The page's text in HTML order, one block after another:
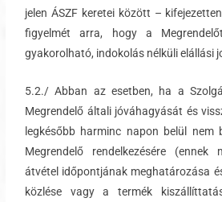
jelen ÁSZF keretei között –
figyelmét arra, hogy a
gyakorolható, indokolás nélküli elállási
5.2./ Abban az esetben, ha a
Megrendelő általi jóváhagyását és
legkésőbb harminc napon belül nem
Megrendelő rendelkezésére (ennek
átvétel időpontjának meghatározása
közlése vagy a termék